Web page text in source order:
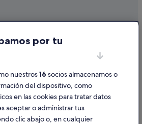
Adeje
de las Américas
de las Américas
y cómo denunciar contenido
por tu
nuestros16 socios almacenamos o
del dispositivo, como
en las cookies para tratar datos
aceptar o administrar tus
clic abajo o, en cualquier